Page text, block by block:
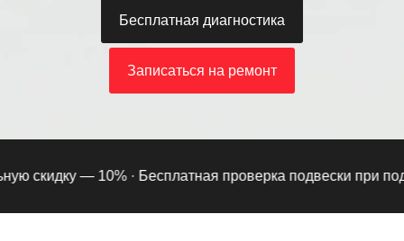
Бесплатная диагностика
Записаться на ремонт
скидку — 10% ·Бесплатная проверка подвески при